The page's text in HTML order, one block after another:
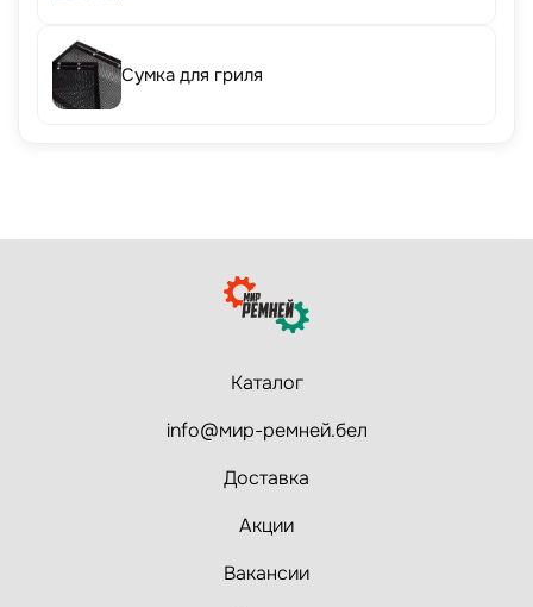
Сумка для гриля
Каталог
info@мир-ремней.бел
Доставка
Акции
Вакансии